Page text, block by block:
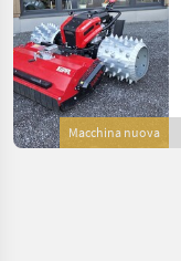
Macchina nuova